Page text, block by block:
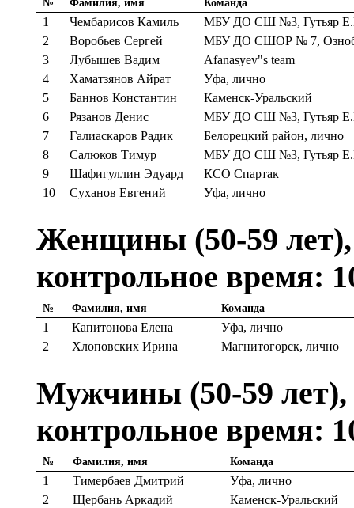
№ Фамилия, имя Команда
1 Чембарисов Камиль
МБУ ДО СШ №3, Гутьяр
2
Воробьев Сергей
МБУ ДО СШОР № 7,
3
Лубышев Вадим
Afanasyev"s team
4
Хаматзянов Айрат
Уфа, лично
5
Баннов Константин
Каменск-Уральский
6
Рязанов Денис
МБУ ДО СШ №3, Гутьяр
7
Галиаскаров Радик
Белорецкий район, лично
8
Салюков Тимур
МБУ ДО СШ №3, Гутьяр
9
Шафигуллин Эдуард
КСО Спартак
10
Суханов Евгений Уфа, лично
Женщины (50-59
контрольное время:
№ Фамилия, имя Команда
1 Капитонова Елена
Уфа, лично
2
Хлоповских Ирина Магнитогорск, лично
Мужчины (50-59
контрольное время:
№ Фамилия, имя Команда
1 Тимербаев Дмитрий
Уфа, лично
2
Щербань Аркадий
Каменск-Уральский